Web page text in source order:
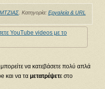
. Κατηγορία: Εργαλεία & URL
να κατεβάσετε πολύ απλά
και να τα μετατρέψετε στο